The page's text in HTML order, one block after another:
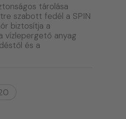
tárolása
szabott fedél a SPIN
biztosítja a
vízlepergető anyag
és a